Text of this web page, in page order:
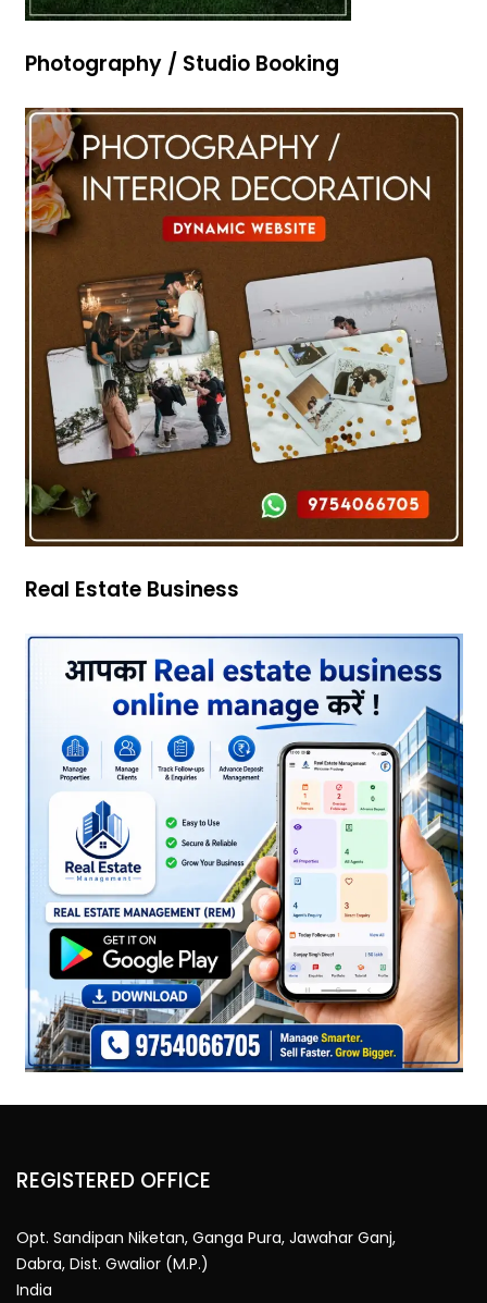
Photography / Studio Booking
Real Estate Business
REGISTERED OFFICE
Opt. Sandipan Niketan, Ganga Pura, Jawahar Ganj,
Dabra, Dist. Gwalior (M.P.)
India